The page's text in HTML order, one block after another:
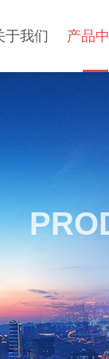
于我们 产品